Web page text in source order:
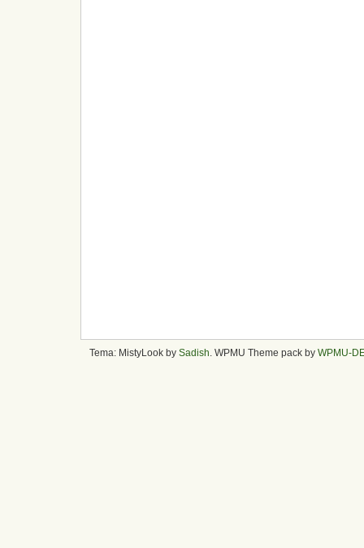
Tema: MistyLook by Sadish . WPMU Theme pack by WPMU-